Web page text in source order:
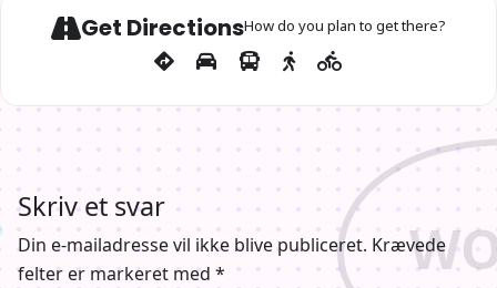
Get DirectionsHow do you plan to get there?
Skriv et svar
Din e-mailadresse vil ikke blive publiceret. Krævede
felter er markeret med *